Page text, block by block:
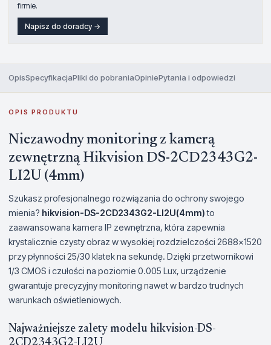
firmie.
Napisz do doradcy →
OpisSpecyfikacjaPliki do pobraniaOpiniePytania i odpowiedzi
OPIS PRODUKTU
Niezawodny monitoring z kamerą
zewnętrzną Hikvision DS-2CD2343G2-
LI2U (4mm)
Szukasz profesjonalnego rozwiązania do ochrony swojego
mienia? hikvision-DS-2CD2343G2-LI2U(4mm)to
zaawansowana kamera IP zewnętrzna, która zapewnia
krystalicznie czysty obraz w wysokiej rozdzielczości 2688×1520
przy płynności 25/30 klatek na sekundę. Dzięki przetwornikowi
1/3 CMOS i czułości na poziomie 0.005 Lux, urządzenie
gwarantuje precyzyjny monitoring nawet w bardzo trudnych
warunkach oświetleniowych.
Najważniejsze zalety modelu hikvision-DS-